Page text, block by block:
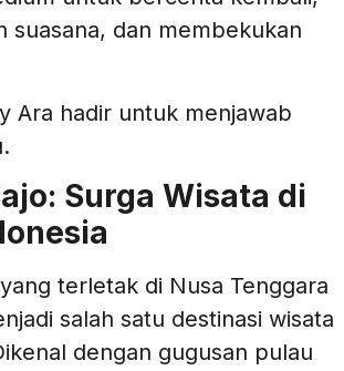
suasana, dan membekukan
Ara hadir untuk menjawab
Surga Wisata di
terletak di Nusa Tenggara
salah satu destinasi wisata
dengan gugusan pulau